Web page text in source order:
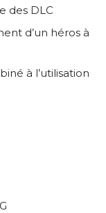
des DLC
d’un héros à
à l’utilisation